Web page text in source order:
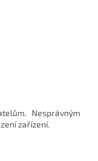
Nesprávným
zařízení.